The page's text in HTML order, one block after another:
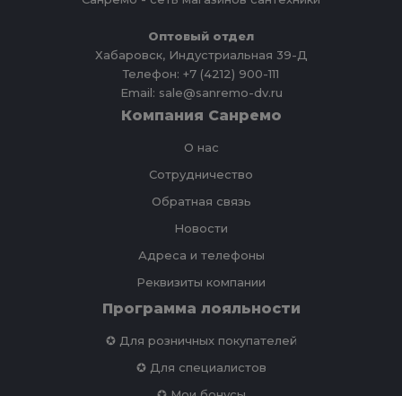
Оптовый отдел
Хабаровск, Индустриальная 39-Д
Телефон: +7 (4212) 900-111
Email: sale@sanremo-dv.ru
Компания Санремо
О нас
Сотрудничество
Обратная связь
Новости
Адреса и телефоны
Реквизиты компании
Программа лояльности
✪ Для розничных покупателей
✪ Для специалистов